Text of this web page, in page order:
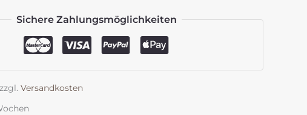
Sichere Zahlungsmöglichkeiten
zzgl. Versandkosten